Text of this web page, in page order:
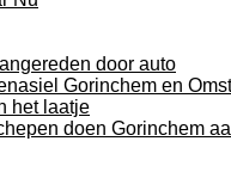
door auto
Gorinchem en
het laatje
doen Gorinchem